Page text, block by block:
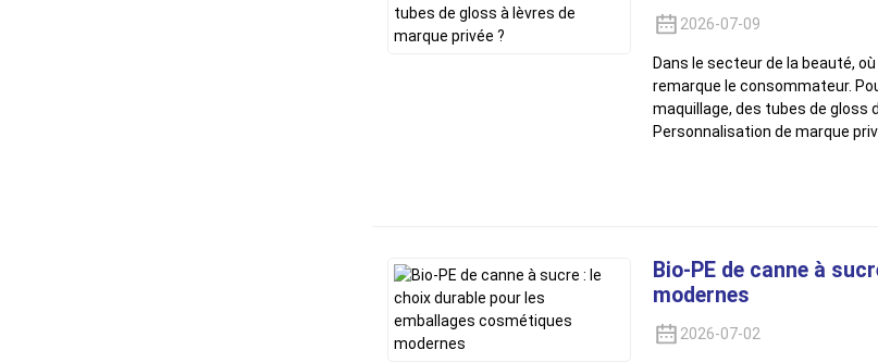
2026-07-09
Dans le secteur de la beauté,
remarque le consommateur.
maquillage, des tubes de gloss
Personnalisation de marque
Bio-PE de canne à
modernes
2026-07-02